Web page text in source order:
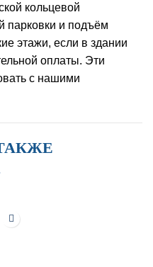
кольцевой
парковки и подъём
этажи, если в здании
оплаты. Эти
с нашими